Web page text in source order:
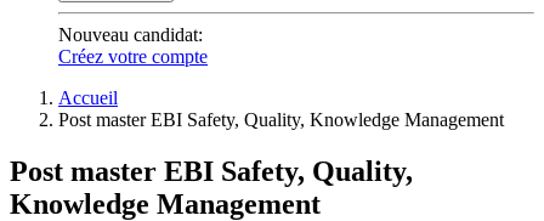
Nouveau candidat:
Créez votre compte
Accueil
Post master EBI Safety, Quality, Knowledge Management
Post master EBI Safety, Quality,
Knowledge Management